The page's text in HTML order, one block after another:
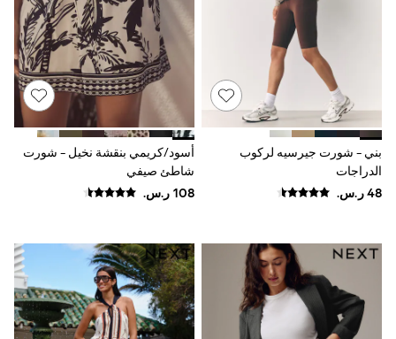
Baker by Ted Baker
Boden
Lipsy
Love & Roses
Mint Velvet
Monsoon
River Island
SCHOOWEAR
All Boys Schoolwear
Shoes
Shorts
Sweatshirts & Jumpers
Coats & Jackets
Underwear
Socks
Multipacks
All Boys Sport & Swimwear
بني - شورت جيرسيه لركوب
الدراجات
أسود/كريمي بنقشة نخيل - شورت
شاطئ صيفي